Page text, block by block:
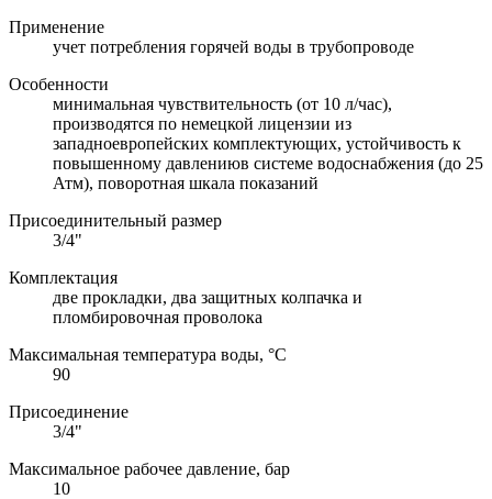
Применение
учет потребления горячей воды в трубопроводе
Особенности
минимальная чувствительность (от 10 л/час),
производятся по немецкой лицензии из
западноевропейских комплектующих, устойчивость к
повышенному давлениюв системе водоснабжения (до 25
Атм), поворотная шкала показаний
Присоединительный размер
3/4"
Комплектация
две прокладки, два защитных колпачка и
пломбировочная проволока
Максимальная температура воды, °C
90
Присоединение
3/4"
Максимальное рабочее давление, бар
10